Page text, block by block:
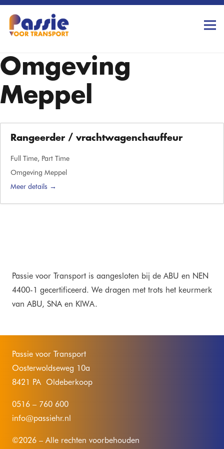
Vacature Locatie:
Omgeving
Meppel
Rangeerder / vrachtwagenchauffeur
Full Time Part Time
Omgeving Meppel
Meer details
Passie voor Transport is aangesloten bij de ABU en NEN
4400-1 gecertificeerd. We dragen met trots het keurmerk
van ABU, SNA en KIWA.
Passie voor Transport
Oosterwoldseweg 10a
8421 PA Oldeberkoop
0516 – 760 600
info@passiehr.nl
©2026 – Alle rechten voorbehouden